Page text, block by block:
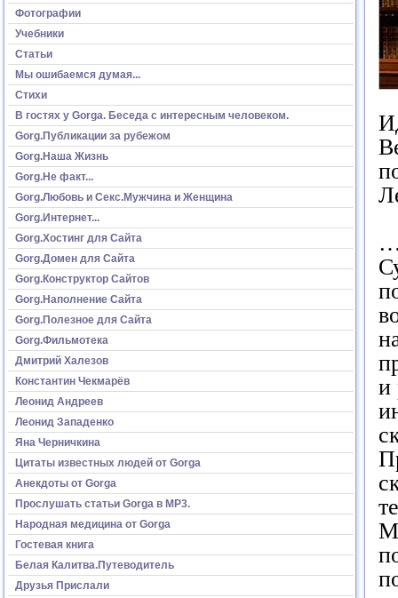
Фотографии
Учебники
Статьи
Мы ошибаемся думая...
Стихи
В гостях у Gorga. Беседа с интересным человеком.
Gorg.Публикации за рубежом
Gorg.Наша Жизнь
Gorg.Не факт...
Gorg.Любовь и Секс.Мужчина и Женщина
Gorg.Интернет...
Gorg.Хостинг для Сайта
Gorg.Домен для Сайта
Gorg.Конструктор Сайтов
Gorg.Наполнение Сайта
Gorg.Полезное для Сайта
Gorg.Фильмотека
Дмитрий Халезов
Константин Чекмарёв
Леонид Андреев
Леонид Западенко
Яна Черничкина
Цитаты известных людей от Gorga
Анекдоты от Gorga
Прослушать статьи Gorga в МР3.
Народная медицина от Gorga
Гостевая книга
Белая Калитва.Путеводитель
Друзья Прислали
и